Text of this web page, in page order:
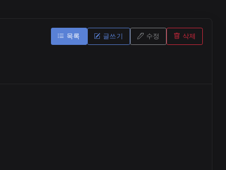
목록 글쓰기 수정 삭제